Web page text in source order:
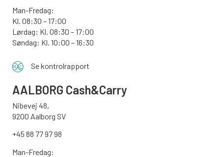
Man-Fredag:
Kl. 08:30 – 17:00
Lørdag: Kl. 08:30 – 17:00
Søndag: Kl. 10:00 – 16:30
Se kontrolrapport
AALBORG Cash&Carry
Nibevej 48,
9200 Aalborg SV
+45 88 77 97 98
Man-Fredag: